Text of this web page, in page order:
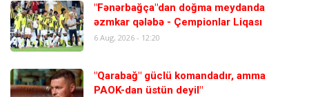
"Fənərbağça"dan doğma meydanda
əzmkar qələbə - Çempionlar Liqası
6 Aug, 2026 - 12:20
"Qarabağ" güclü komandadır, amma
PAOK-dan üstün deyil"